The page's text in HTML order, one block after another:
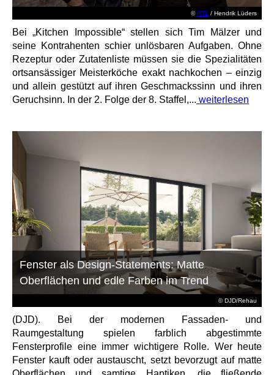
©RTL / Hendrik Lüders
Bei „Kitchen Impossible“ stellen sich Tim Mälzer und
seine Kontrahenten schier unlösbaren Aufgaben. Ohne
Rezeptur oder Zutatenliste müssen sie die Spezialitäten
ortsansässiger Meisterköche exakt nachkochen – einzig
und allein gestützt auf ihren Geschmackssinn und ihren
Geruchsinn. In der 2. Folge der 8. Staffel,... weiterlesen
© DJD/Rehau
Fenster als Design-Statements: Matte
Oberflächen und edle Farben im Trend
(DJD). Bei der modernen Fassaden- und
Raumgestaltung spielen farblich abgestimmte
Fensterprofile eine immer wichtigere Rolle. Wer heute
Fenster kauft oder austauscht, setzt bevorzugt auf matte